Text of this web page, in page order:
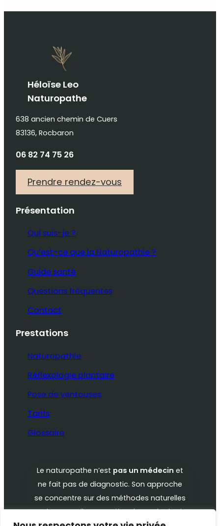
Héloïse Leo
Naturopathe
638 ancien chemin de Cuers
83136, Rocbaron
06 82 74 75 26
Prendre rendez-vous
Présentation
Qui suis-je ?
Qu’est-ce que la Naturopathie ?
Guide santé
Questions fréquentes
Contact
Prestations
Naturopathie
Réflexologie plantaire
Pose de ventouses
Tarifs
Glossaire
Le naturopathe n’est pas un médecin et
ne fait pas de diagnostic. Son approche
se concentre sur des méthodes naturelles
et des conseils en matière de mode de vie